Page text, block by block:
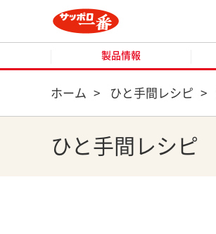
製品情報
ホーム > ひと手間レシピ >
ひと手間レシピ